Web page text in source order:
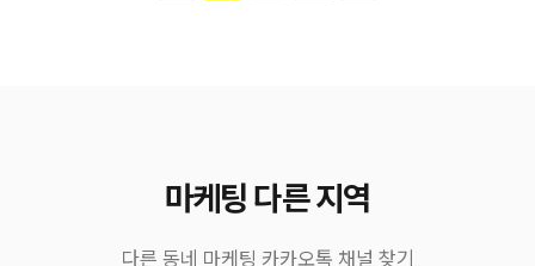
마케팅 다른 지역
다른 동네 마케팅 카카오톡 채널 찾기